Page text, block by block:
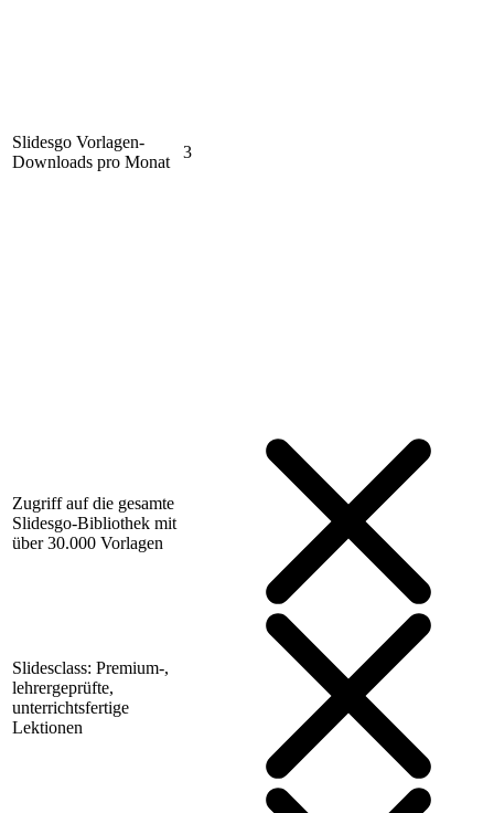
Slidesgo Vorlagen-
Downloads pro Monat
3
Zugriff auf die gesamte
Slidesgo-Bibliothek mit
über 30.000 Vorlagen
Slidesclass: Premium-,
lehrergeprüfte,
unterrichtsfertige
Lektionen